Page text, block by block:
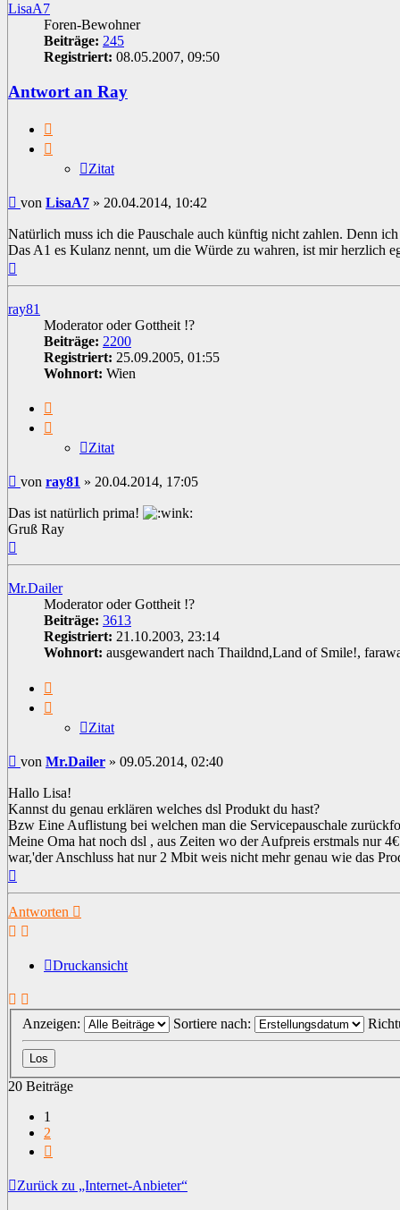
LisaA7
Foren-Bewohner
Beiträge: 245
Registriert: 08.05.2007, 09:50
Antwort an Ray
Zitat
Beitrag
von LisaA7 » 20.04.2014, 10:42
Natürlich muss ich die Pauschale auch künftig nicht zahlen. Denn
Das A1 es Kulanz nennt, um die Würde zu wahren, ist mir herzlich
ray81
Moderator oder Gottheit !?
Beiträge: 2200
Registriert: 25.09.2005, 01:55
Wohnort: Wien
Zitat
Beitrag
von ray81 » 20.04.2014, 17:05
Das ist natürlich prima!
Gruß Ray
Mr.Dailer
Moderator oder Gottheit !?
Beiträge: 3613
Registriert: 21.10.2003, 23:14
Wohnort: ausgewandert nach Thaildnd,Land of Smile!,
Zitat
Beitrag
von Mr.Dailer » 09.05.2014, 02:40
Hallo Lisa!
Kannst du genau erklären welches dsl Produkt du hast?
Bzw Eine Auflistung bei welchen man die Servicepauschale
Meine Oma hat noch dsl , aus Zeiten wo der Aufpreis erstmals nur
war,'der Anschluss hat nur 2 Mbit weis nicht mehr genau wie das
Antworten
Druckansicht
Anzeigen: Sortiere nach:
20 Beiträge
1
2
Zurück zu „Internet-Anbieter“